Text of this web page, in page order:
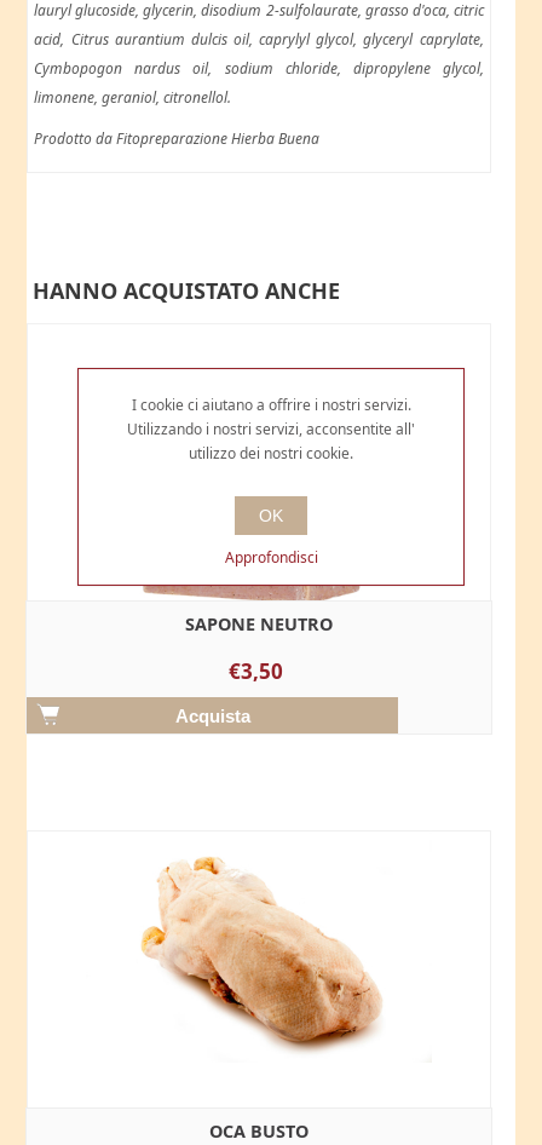
lauryl glucoside, glycerin, disodium 2-sulfolaurate, grasso d'oca, citric
acid, Citrus aurantium dulcis oil, caprylyl glycol, glyceryl caprylate,
Cymbopogon nardus oil, sodium chloride, dipropylene glycol,
limonene, geraniol, citronellol.
Prodotto da Fitopreparazione Hierba Buena
HANNO ACQUISTATO ANCHE
SAPONE NEUTRO
€3,50
OCA BUSTO
I cookie ci aiutano a offrire i nostri servizi.
Utilizzando i nostri servizi, acconsentite all'
utilizzo dei nostri cookie.
OK
Approfondisci